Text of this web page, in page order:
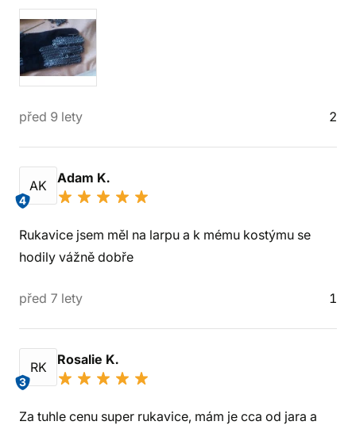
před 9 lety 2
AK
4
Adam K.
Rukavice jsem měl na larpu a k mému kostýmu se
hodily vážně dobře
před 7 lety 1
RK
3
Rosalie K.
Za tuhle cenu super rukavice, mám je cca od jara a